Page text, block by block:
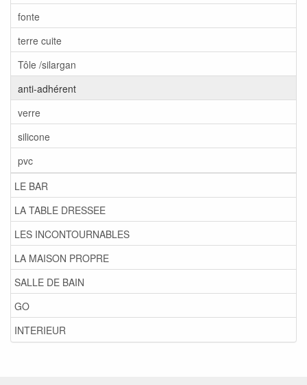
fonte
terre cuite
Tôle /silargan
anti-adhérent
verre
silicone
pvc
LE BAR
LA TABLE DRESSEE
LES INCONTOURNABLES
LA MAISON PROPRE
SALLE DE BAIN
GO
INTERIEUR